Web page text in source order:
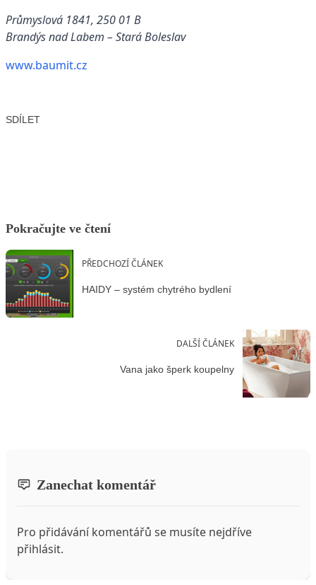
Průmyslová 1841, 250 01 B
Brandýs nad Labem – Stará Boleslav
www.baumit.cz
SDÍLET
Pokračujte ve čtení
PŘEDCHOZÍ ČLÁNEK
HAIDY – systém chytrého bydlení
DALŠÍ ČLÁNEK
Vana jako šperk koupelny
Zanechat komentář
Pro přidávání komentářů se musíte nejdříve
přihlásit.